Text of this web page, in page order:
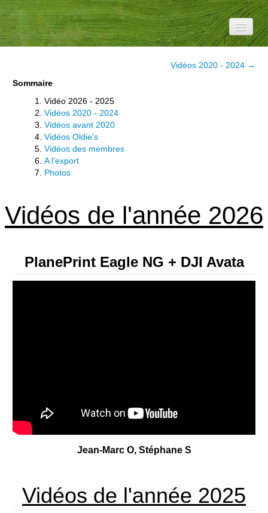
Le Club
Information
Météo
Médias
Divers
Manifs
Contact
Vidéos 2020 - 2024 →
Sommaire
Vidéo 2026 - 2025
Vidéos 2020 - 2024
Vidéos avant 2020
Vidéos Oldie's
Vidéos des membres
A l'export
Photos
Vidéos de l'année 2026
PlanePrint Eagle NG + DJI Avata
Jean-Marc O, Stéphane S
Vidéos de l'année 2025